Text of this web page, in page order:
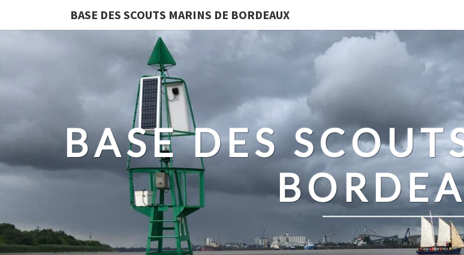
BASE DES SCOUTS MARINS DE BORDEAUX
BASE DES